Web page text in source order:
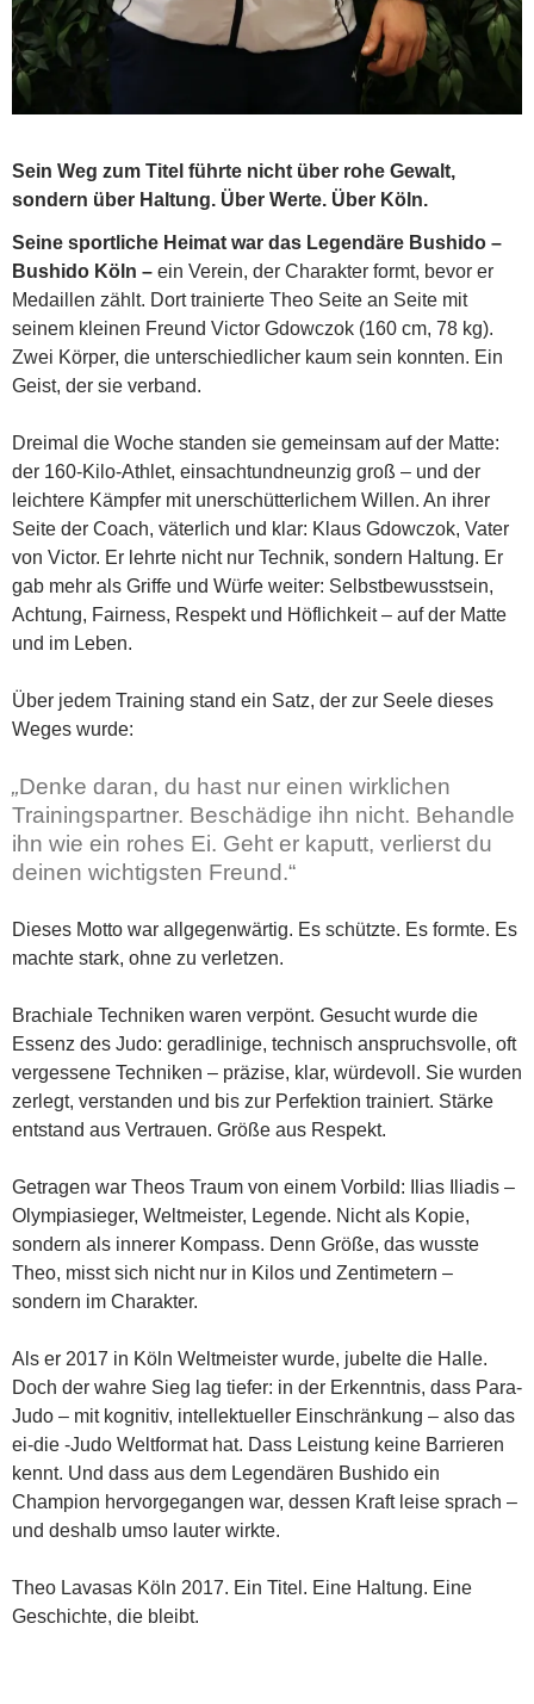
Sein Weg zum Titel führte nicht über rohe Gewalt,
sondern über Haltung. Über Werte. Über Köln.
Seine sportliche Heimat war das Legendäre Bushido –
Bushido Köln – ein Verein, der Charakter formt, bevor er
Medaillen zählt. Dort trainierte Theo Seite an Seite mit
seinem kleinen Freund Victor Gdowczok (160 cm, 78 kg).
Zwei Körper, die unterschiedlicher kaum sein konnten. Ein
Geist, der sie verband.
Dreimal die Woche standen sie gemeinsam auf der Matte:
der 160-Kilo-Athlet, einsachtundneunzig groß – und der
leichtere Kämpfer mit unerschütterlichem Willen. An ihrer
Seite der Coach, väterlich und klar: Klaus Gdowczok, Vater
von Victor. Er lehrte nicht nur Technik, sondern Haltung. Er
gab mehr als Griffe und Würfe weiter: Selbstbewusstsein,
Achtung, Fairness, Respekt und Höflichkeit – auf der Matte
und im Leben.
Über jedem Training stand ein Satz, der zur Seele dieses
Weges wurde:
„Denke daran, du hast nur einen wirklichen
Trainingspartner. Beschädige ihn nicht. Behandle
ihn wie ein rohes Ei. Geht er kaputt, verlierst du
deinen wichtigsten Freund.“
Dieses Motto war allgegenwärtig. Es schützte. Es formte. Es
machte stark, ohne zu verletzen.
Brachiale Techniken waren verpönt. Gesucht wurde die
Essenz des Judo: geradlinige, technisch anspruchsvolle, oft
vergessene Techniken – präzise, klar, würdevoll. Sie wurden
zerlegt, verstanden und bis zur Perfektion trainiert. Stärke
entstand aus Vertrauen. Größe aus Respekt.
Getragen war Theos Traum von einem Vorbild: Ilias Iliadis –
Olympiasieger, Weltmeister, Legende. Nicht als Kopie,
sondern als innerer Kompass. Denn Größe, das wusste
Theo, misst sich nicht nur in Kilos und Zentimetern –
sondern im Charakter.
Als er 2017 in Köln Weltmeister wurde, jubelte die Halle.
Doch der wahre Sieg lag tiefer: in der Erkenntnis, dass Para-
Judo – mit kognitiv, intellektueller Einschränkung – also das
ei-die -Judo Weltformat hat. Dass Leistung keine Barrieren
kennt. Und dass aus dem Legendären Bushido ein
Champion hervorgegangen war, dessen Kraft leise sprach –
und deshalb umso lauter wirkte.
Theo Lavasas Köln 2017. Ein Titel. Eine Haltung. Eine
Geschichte, die bleibt.